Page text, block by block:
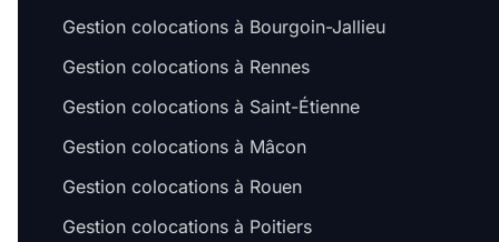
Gestion colocations à Bourgoin-Jallieu
Gestion colocations à Rennes
Gestion colocations à Saint-Étienne
Gestion colocations à Mâcon
Gestion colocations à Rouen
Gestion colocations à Poitiers